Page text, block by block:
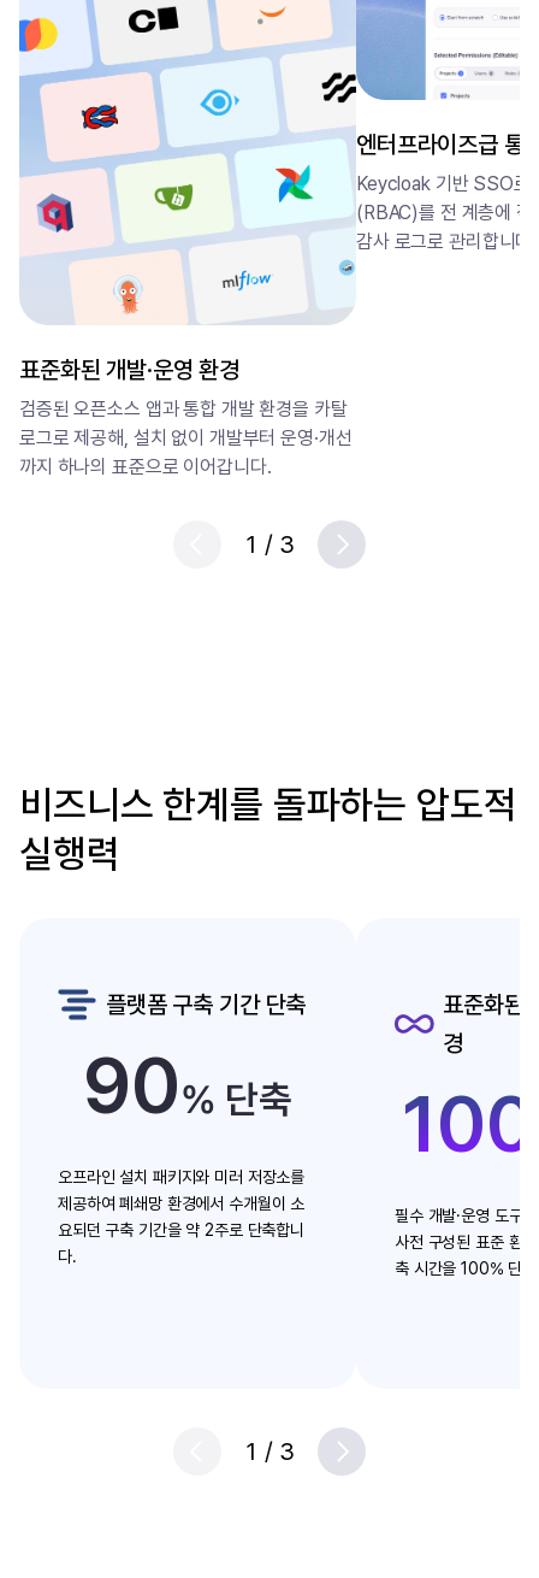
표준화된 개발·운영 환경
검증된 오픈소스 앱과 통합 개발 환경을 카탈
로그로 제공해, 설치 없이 개발부터 운영·개선
까지 하나의 표준으로 이어갑니다.
엔터프라이즈급 통
Keycloak 기반 SSO로
(RBAC)를 전 계층에 적
감사 로그로 관리합니다.
1 / 3
Next
비즈니스 한계를 돌파하는 압도적
실행력
플랫폼 구축 기간 단축
90% 단축
오프라인 설치 패키지와 미러 저장소를
제공하여 폐쇄망 환경에서 수개월이 소
요되던 구축 기간을 약 2주로 단축합니
다.
표준화된
경
100
필수 개발·운영 도구
사전 구성된 표준 환
축 시간을 100% 단
1 / 3
Next